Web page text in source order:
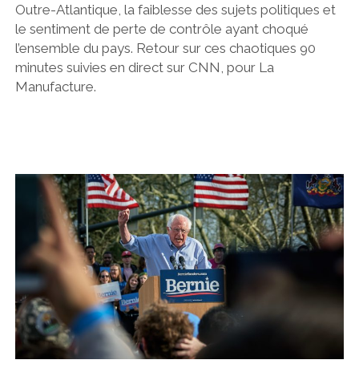
Outre-Atlantique, la faiblesse des sujets politiques et
le sentiment de perte de contrôle ayant choqué
l’ensemble du pays. Retour sur ces chaotiques 90
minutes suivies en direct sur CNN, pour La
Manufacture.